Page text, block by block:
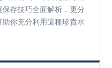
存技巧全面解析，更分
你充分利用這種珍貴水